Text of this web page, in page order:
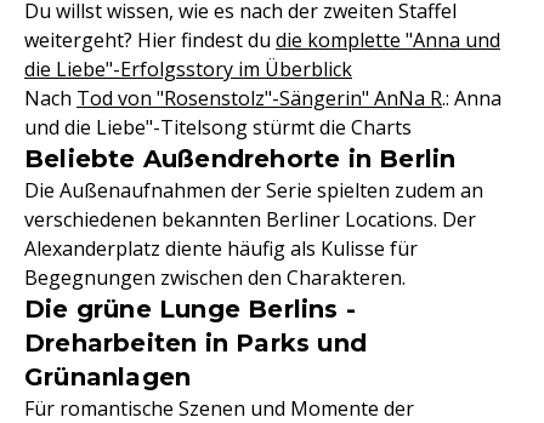
Du willst wissen, wie es nach der zweiten Staffel
weitergeht? Hier findest du die komplette "Anna und
die Liebe"-Erfolgsstory im Überblick
Nach Tod von "Rosenstolz"-Sängerin" AnNa R.: Anna
und die Liebe"-Titelsong stürmt die Charts
Beliebte Außendrehorte in Berlin
Die Außenaufnahmen der Serie spielten zudem an
verschiedenen bekannten Berliner Locations. Der
Alexanderplatz diente häufig als Kulisse für
Begegnungen zwischen den Charakteren.
Die grüne Lunge Berlins -
Dreharbeiten in Parks und
Grünanlagen
Für romantische Szenen und Momente der